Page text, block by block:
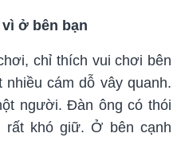
ở bên bạn
chỉ thích vui chơi bên
cám dỗ vây quanh.
người. Đàn ông có thói
rất khó giữ. Ở bên cạnh